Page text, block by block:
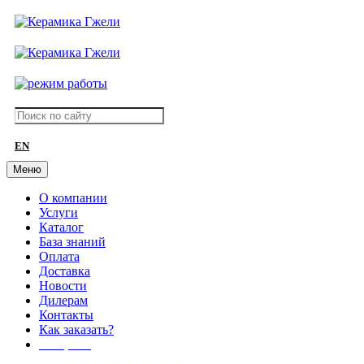
EN
Меню
О компании
Услуги
Каталог
База знаний
Оплата
Доставка
Новости
Дилерам
Контакты
Как заказать?